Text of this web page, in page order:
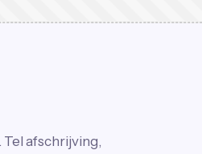
afschrijving,